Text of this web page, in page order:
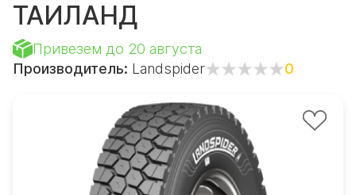
ТАИЛАНД
Привезем до 20 августа
Производитель: Landspider 0